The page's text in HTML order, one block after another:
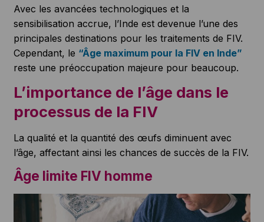
Avec les avancées technologiques et la
sensibilisation accrue, l’Inde est devenue l’une des
principales destinations pour les traitements de FIV.
Cependant, le “Âge maximum pour la FIV en Inde”
reste une préoccupation majeure pour beaucoup.
L’importance de l’âge dans le
processus de la FIV
La qualité et la quantité des œufs diminuent avec
l’âge, affectant ainsi les chances de succès de la FIV.
Âge limite FIV homme